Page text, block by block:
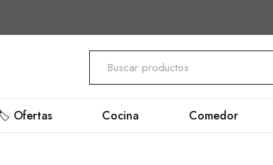
Ofertas Cocina Comedor